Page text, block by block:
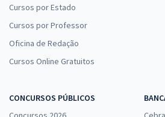
Cursos por Estado
Cursos por Professor
Oficina de Redação
Cursos Online Gratuitos
CONCURSOS PÚBLICOS